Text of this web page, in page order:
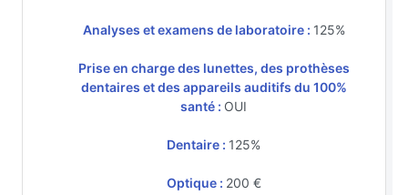
Analyses et examens de laboratoire : 125%
Prise en charge des lunettes, des prothèses
dentaires et des appareils auditifs du 100%
santé : OUI
Dentaire : 125%
Optique : 200 €